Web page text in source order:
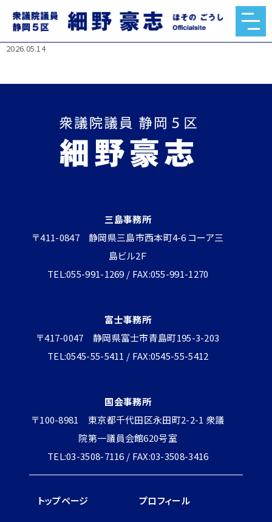
ブルガリアンスクワットが日本を救う──50代の登山筋トレ
革命
2026.05.14
三島事務所
〒411-0847 静岡県三島市西本町4-6 コーア三
島ビル2Ｆ
TEL:055-991-1269 / FAX:055-991-1270
富士事務所
〒417-0047 静岡県富士市青島町195-3-203
TEL:0545-55-5411 / FAX:0545-55-5412
国会事務所
〒100-8981 東京都千代田区永田町2-2-1 衆議
院第一議員会館620号室
TEL:03-3508-7116 / FAX:03-3508-3416
トップページ プロフィール